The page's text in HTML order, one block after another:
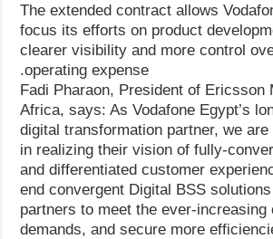
The extended contract allows
focus its efforts on product
clearer visibility and more control
operating expense.
Fadi Pharaon, President of Ericsson
Africa, says: As Vodafone Egypt’s
digital transformation partner, we
in realizing their vision of fully-
and differentiated customer
end convergent Digital BSS
partners to meet the ever-increasing
demands, and secure more